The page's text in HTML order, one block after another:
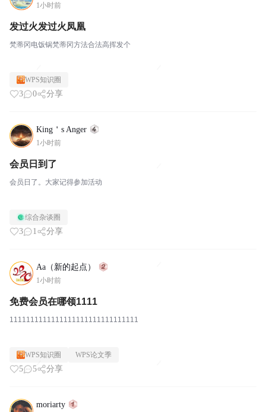
1小时前
发过火发过火凤凰
梵蒂冈电饭锅梵蒂冈方法合法高挥发个
WPS知识圈
3 0 分享
King＇s Anger
1小时前
会员日到了
会员日了。大家记得参加活动
综合杂谈圈
3 1 分享
Aa（新的起点）
1小时前
免费会员在哪领1111
1111111111111111111111111111111
WPS知识圈 WPS论文季
5 5 分享
moriarty